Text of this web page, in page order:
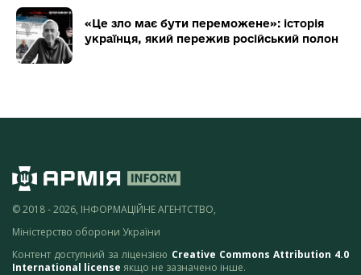
«Це зло має бути переможене»: історія
українця, який пережив російський полон
© 2018 - 2026, ІНФОРМАЦІЙНЕ АГЕНТСТВО,
Міністерство оборони України
Контент доступний за ліцензією Creative Commons Attribution 4.0
International license якщо не зазначено інше.